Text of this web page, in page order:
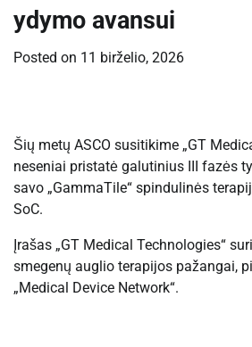
ydymo avansui
Posted on 11 birželio, 2026
Šių metų ASCO susitikime „GT
neseniai pristatė galutinius III fazės
savo „GammaTile“ spindulinės
SoC.
Įrašas „GT Medical Technologies“
smegenų auglio terapijos pažangai,
„Medical Device Network“.